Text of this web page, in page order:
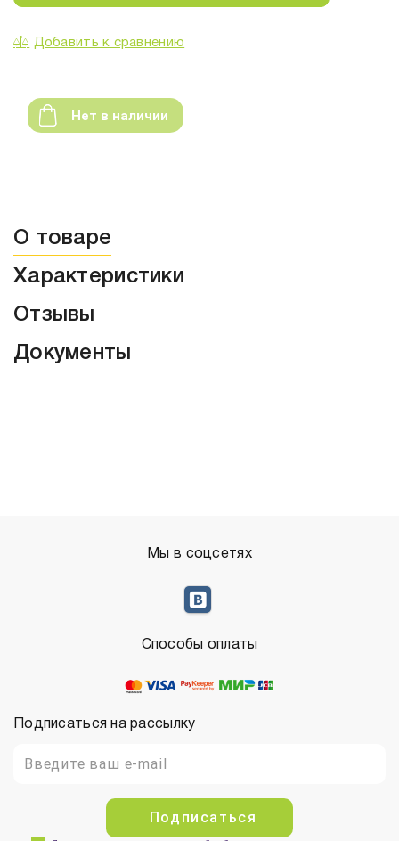
Добавить к сравнению
Нет в наличии
О товаре
Характеристики
Отзывы
Документы
Мы в соцсетях
Подписаться на рассылку
Подписаться
Способы оплаты